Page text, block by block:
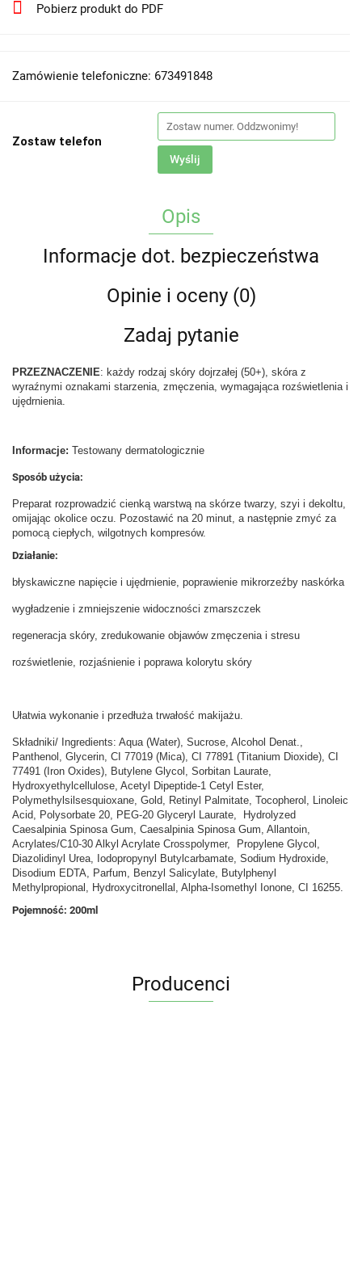
Pobierz produkt do PDF
Zamówienie telefoniczne: 673491848
Zostaw telefon
Wyślij
Opis
Informacje dot. bezpieczeństwa
Opinie i oceny (0)
Zadaj pytanie
PRZEZNACZENIE: każdy rodzaj skóry dojrzałej (50+), skóra z
wyraźnymi oznakami starzenia, zmęczenia, wymagająca rozświetlenia i
ujędrnienia.
Informacje: Testowany dermatologicznie
Sposób użycia:
Preparat rozprowadzić cienką warstwą na skórze twarzy, szyi i dekoltu,
omijając okolice oczu. Pozostawić na 20 minut, a następnie zmyć za
pomocą ciepłych, wilgotnych kompresów.
Działanie:
błyskawiczne napięcie i ujędrnienie, poprawienie mikrorzeźby naskórka
wygładzenie i zmniejszenie widoczności zmarszczek
regeneracja skóry, zredukowanie objawów zmęczenia i stresu
rozświetlenie, rozjaśnienie i poprawa kolorytu skóry
Ułatwia wykonanie i przedłuża trwałość makijażu.
Składniki/ Ingredients: Aqua (Water), Sucrose, Alcohol Denat.,
Panthenol, Glycerin, CI 77019 (Mica), CI 77891 (Titanium Dioxide), CI
77491 (Iron Oxides), Butylene Glycol, Sorbitan Laurate,
Hydroxyethylcellulose, Acetyl Dipeptide-1 Cetyl Ester,
Polymethylsilsesquioxane, Gold, Retinyl Palmitate, Tocopherol, Linoleic
Acid, Polysorbate 20, PEG-20 Glyceryl Laurate, Hydrolyzed
Caesalpinia Spinosa Gum, Caesalpinia Spinosa Gum, Allantoin,
Acrylates/C10-30 Alkyl Acrylate Crosspolymer, Propylene Glycol,
Diazolidinyl Urea, Iodopropynyl Butylcarbamate, Sodium Hydroxide,
Disodium EDTA, Parfum, Benzyl Salicylate, Butylphenyl
Methylpropional, Hydroxycitronellal, Alpha-Isomethyl Ionone, CI 16255.
Pojemność: 200ml
Producenci